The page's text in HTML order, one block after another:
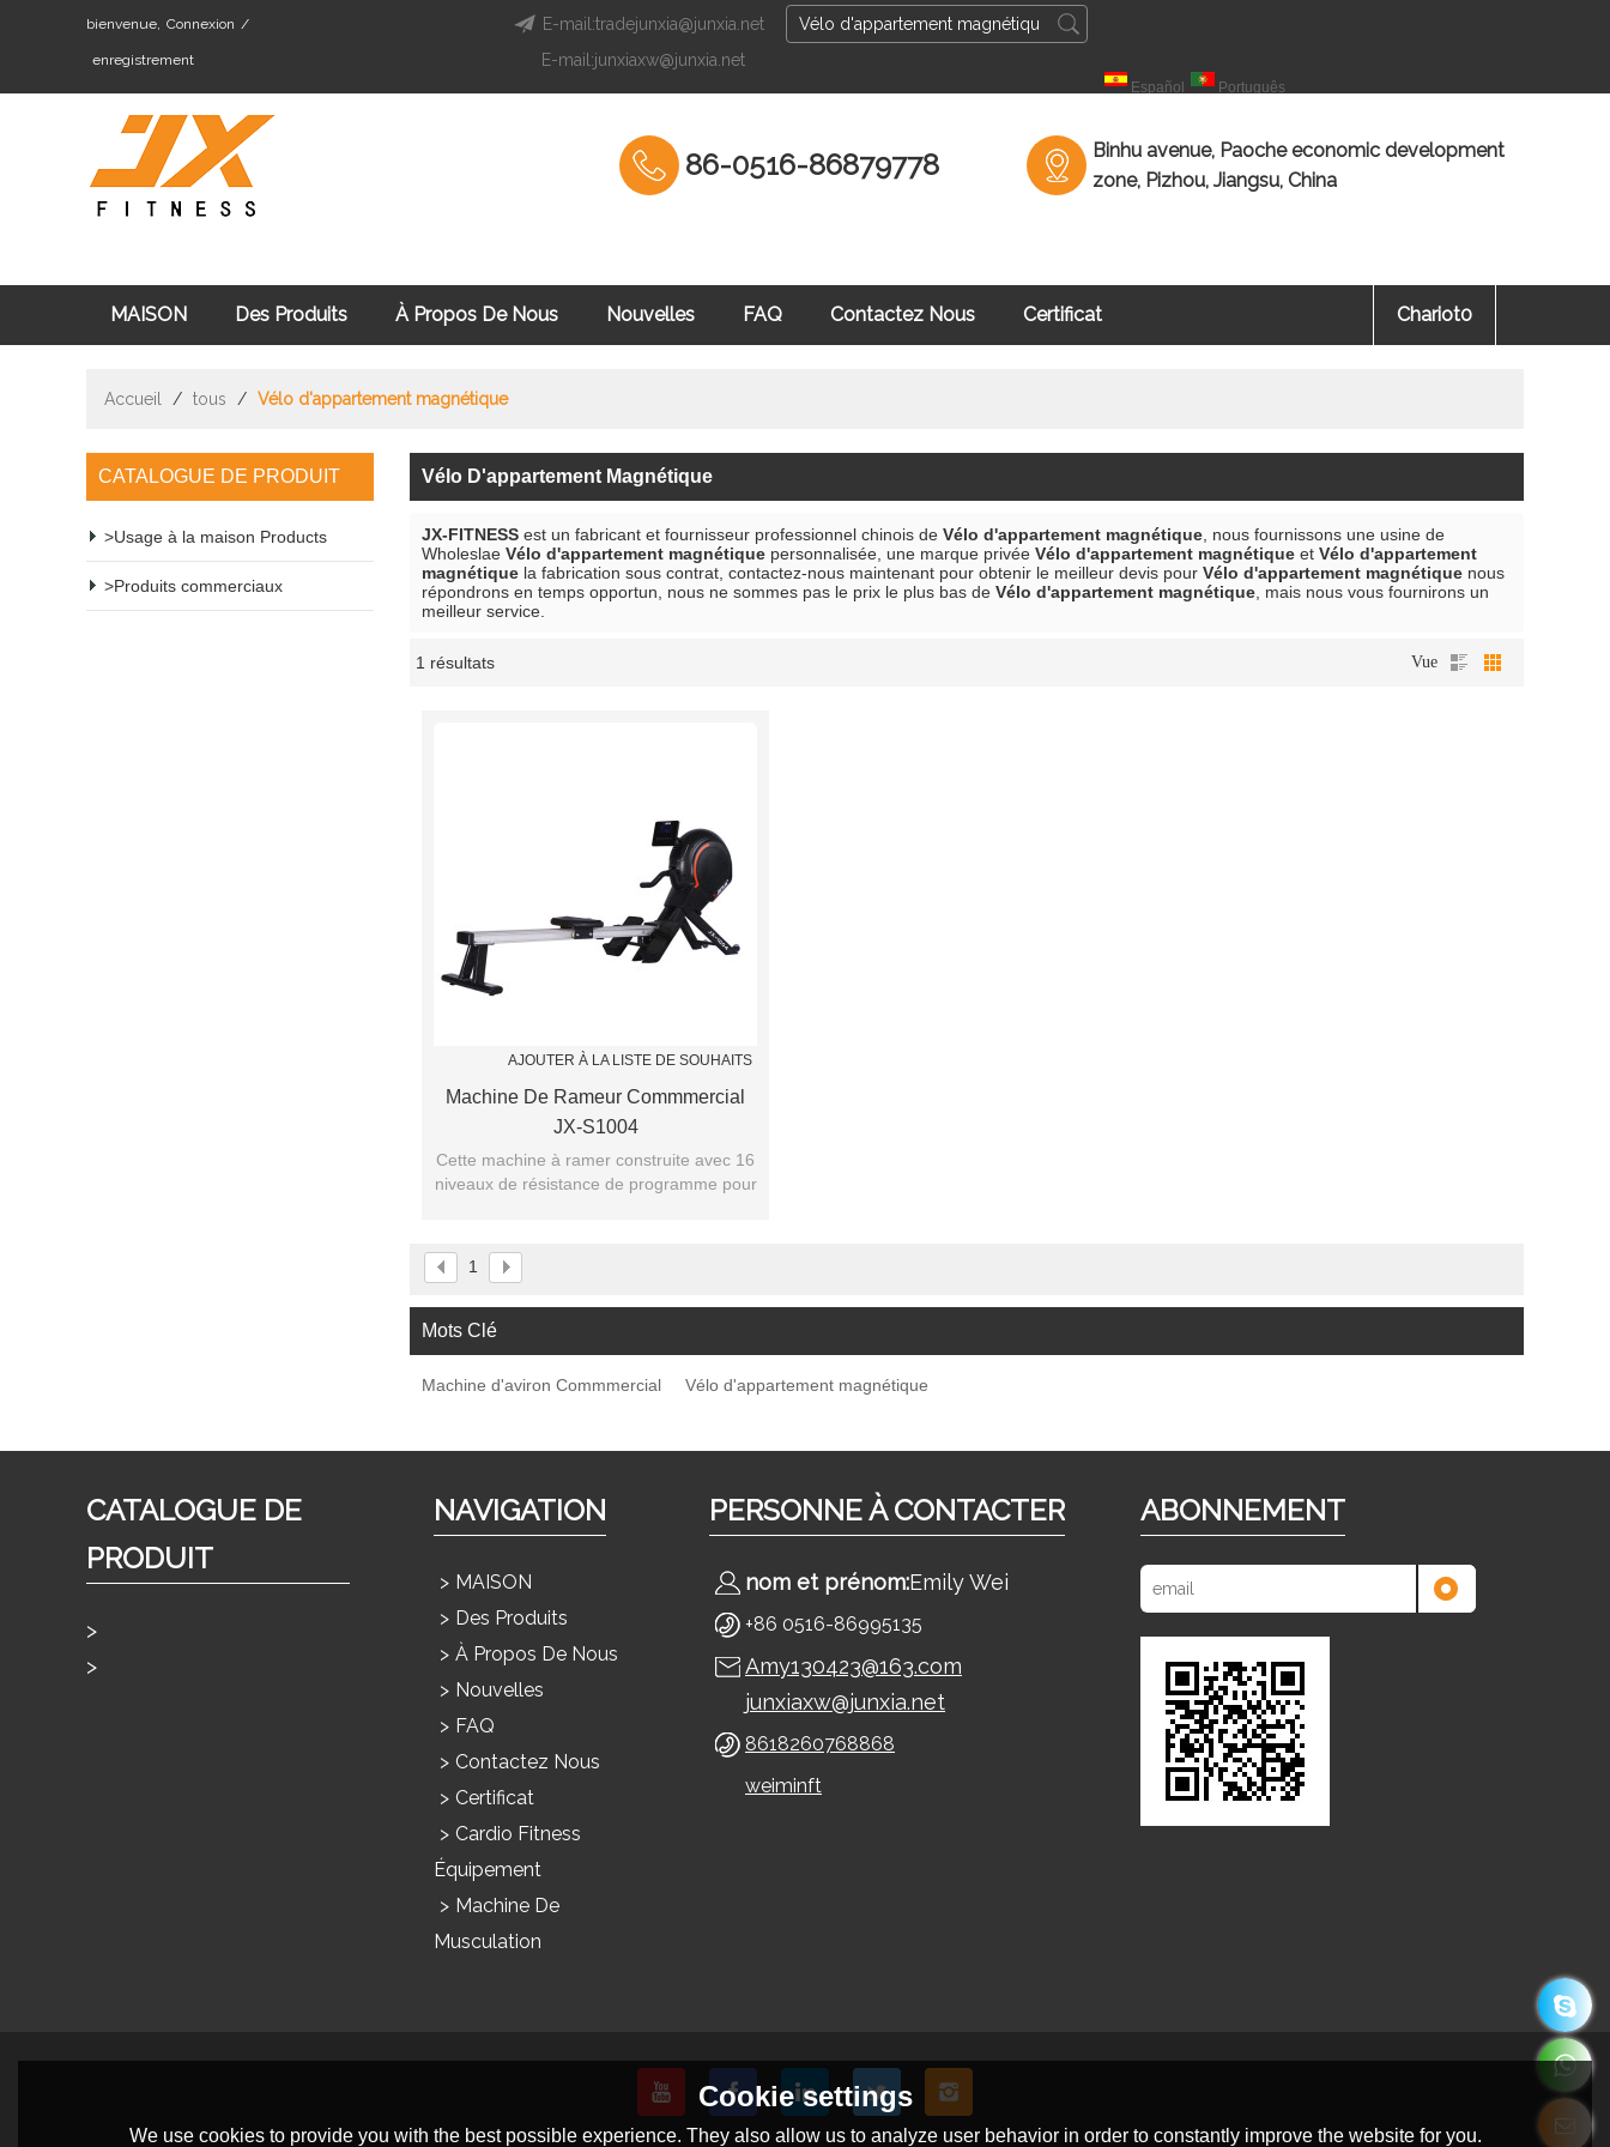
bienvenue, Connexion /
enregistrement
E-mail:tradejunxia@junxia.net
E-mail:junxiaxw@junxia.net
Français
Español Português
86-0516-86879778
Binhu avenue, Paoche economic development
zone, Pizhou, Jiangsu, China
MAISON Des Produits À Propos De Nous Nouvelles FAQ Contactez Nous Certificat Chariot0
Accueil / tous / Vélo d'appartement magnétique
CATALOGUE DE PRODUIT
Usage à la maison Products
Produits commerciaux
Vélo D'appartement Magnétique
JX-FITNESS est un fabricant et fournisseur professionnel chinois de Vélo d'appartement magnétique , nous fournissons une usine de
Wholeslae Vélo d'appartement magnétique personnalisée, une marque privée Vélo d'appartement magnétique et Vélo d'appartement
magnétique la fabrication sous contrat, contactez-nous maintenant pour obtenir le meilleur devis pour Vélo d'appartement magnétique nous
répondrons en temps opportun, nous ne sommes pas le prix le plus bas de Vélo d'appartement magnétique , mais nous vous fournirons un
meilleur service.
1 résultats Vue
AJOUTER À LA LISTE DE SOUHAITS
Machine De Rameur Commmercial
JX-S1004
Cette machine à ramer construite avec 16
niveaux de résistance de programme pour
1
Mots Clé
Machine d'aviron Commmercial Vélo d'appartement magnétique
CATALOGUE DE
PRODUIT
Usage À La Maison Products
NAVIGATION
MAISON
Des Produits
À Propos De Nous
Nouvelles
FAQ
Contactez Nous
Certificat
Cardio Fitness
Équipement
Machine De
Musculation
PERSONNE À CONTACTER
nom et prénom:Emily Wei
+86 0516-86995135
Amy130423@163.com
junxiaxw@junxia.net
8618260768868
weiminft
ABONNEMENT
Cookie settings
We use cookies to provide you with the best possible experience. They also allow us to analyze user behavior in order to constantly improve the website for you.